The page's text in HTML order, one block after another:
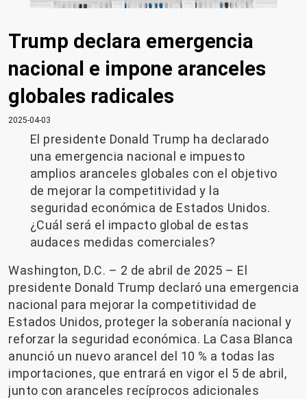
Trump declara emergencia
nacional e impone aranceles
globales radicales
2025-04-03
El presidente Donald Trump ha declarado
una emergencia nacional e impuesto
amplios aranceles globales con el objetivo
de mejorar la competitividad y la
seguridad económica de Estados Unidos.
¿Cuál será el impacto global de estas
audaces medidas comerciales?
Washington, D.C. – 2 de abril de 2025 – El
presidente Donald Trump declaró una emergencia
nacional para mejorar la competitividad de
Estados Unidos, proteger la soberanía nacional y
reforzar la seguridad económica. La Casa Blanca
anunció un nuevo arancel del 10 % a todas las
importaciones, que entrará en vigor el 5 de abril,
junto con aranceles recíprocos adicionales